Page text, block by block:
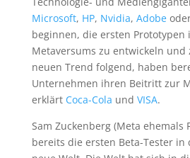
Microsoft, HP, Nvidia, Adobe
beginnen, die ersten Prototypen
Metaversums zu entwickeln und
neuen Trend folgend, haben
Unternehmen ihren Beitritt zur
erklärt Coca-Cola und VISA.
Sam Zuckenberg (Meta ehemals
bereits die ersten Beta-Tester in